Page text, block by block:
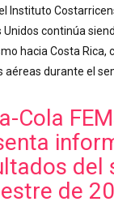
Instituto
Unidos continúa
hacia Costa Rica,
aéreas durante el
Cola
del
de